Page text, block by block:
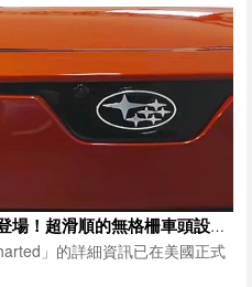
Subaru全新「小型SUV」即將登場！超滑順的無格柵車頭設計＋擁有「超越Jimny」的最低離地高度！預計2026年春季在美國亮相的第3款BEV車型「Uncharted」究竟是什麼？
」的詳細資訊已在美國正式